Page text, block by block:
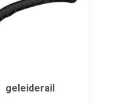
geleiderail